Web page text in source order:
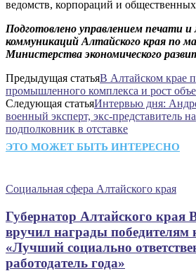
ведомств, корпораций и
Подготовлено управлением печати и
коммуникаций Алтайского края по
Министерства экономического
Предыдущая статьяВ Алтайском крае
промышленного комплекса и рост
Следующая статьяИнтервью дня:
военный эксперт, экс-представитель
подполковник в отставке
ЭТО МОЖЕТ БЫТЬ ИНТЕРЕСНО
Социальная сфера Алтайского края
Губернатор Алтайского края
вручил награды победителям
«Лучший социально
работодатель года»